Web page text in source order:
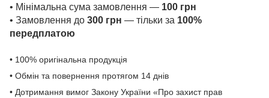
• Мінімальна сума замовлення — 100 грн
• Замовлення до 300 грн — тільки за 100%
передплатою
• 100% оригінальна продукція
• Обмін та повернення протягом 14 днів
• Дотримання вимог Закону України «Про захист прав